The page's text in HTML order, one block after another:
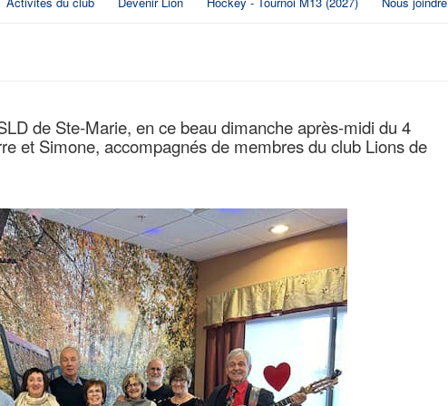
de Ste-Marie, en ce beau dimanche après-midi du 4
et Simone, accompagnés de membres du club Lions de